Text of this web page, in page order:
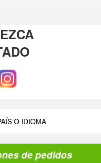
O IDIOMA
de pedidos